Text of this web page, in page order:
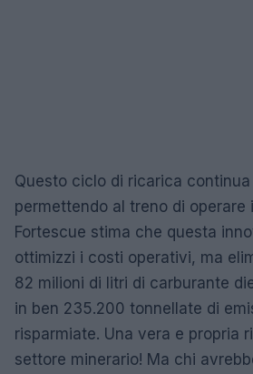
Questo ciclo di ricarica
permettendo al treno di operare
Fortescue stima che questa
ottimizzi i costi operativi, ma
82 milioni di litri di carburante
in ben 235.200 tonnellate di
risparmiate. Una vera e propria
settore minerario! Ma chi